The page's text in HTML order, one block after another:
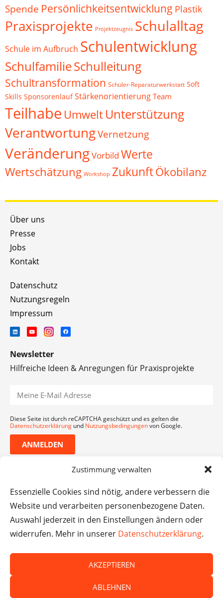
Zustimmung verwalten
Essenzielle Cookies sind nötig, andere verbessern die
Website und verarbeiten personenbezogene Daten.
Auswahl jederzeit in den Einstellungen ändern oder
widerrufen. Mehr in unserer Datenschutzerklärung.
AKZEPTIEREN
ABLEHNEN
Spende Persönlichkeitsentwicklung Plastik
Praxisprojekte Projektzeugnis Schulalltag
Schule im Aufbruch Schulentwicklung
SchulfamilieSchulleitung
Schultransformation Schüler-Reparaturwerkstatt Soft
Skills Sponsorenlauf Stärkenorientierung Team
Teilhabe Umwelt Unterstützung
VerantwortungVernetzung
VeränderungVorbild Werte
Wertschätzung Workshop ZukunftÖkobilanz
Über uns
Presse
Jobs
Kontakt
Datenschutz
Nutzungsregeln
Impressum
Newsletter
Hilfreiche Ideen & Anregungen für Praxisprojekte
Diese Seite ist durch reCAPTCHA geschützt und es gelten die
Datenschutzerklärung und Nutzungsbedingungenvon Google.
ANMELDEN
nicht für die Inhalte externer Websites.